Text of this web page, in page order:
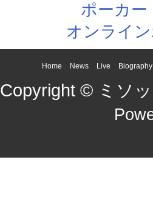
ポーカ
オンライ
Home News Live Biography
Copyright © ミソ